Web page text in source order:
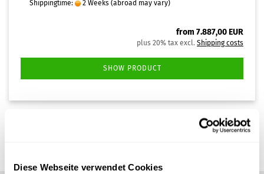
Diese Webseite verwendet Cookies
Shippingtime: 2 Weeks (abroad may vary)
from 7.887,00 EUR
plus 20% tax excl. Shipping costs
SHOW PRODUCT